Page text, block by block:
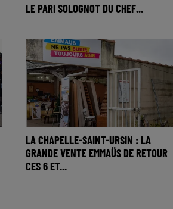
LE PARI SOLOGNOT DU CHEF...
LA CHAPELLE-SAINT-URSIN : LA
GRANDE VENTE EMMAÜS DE RETOUR
CES 6 ET...